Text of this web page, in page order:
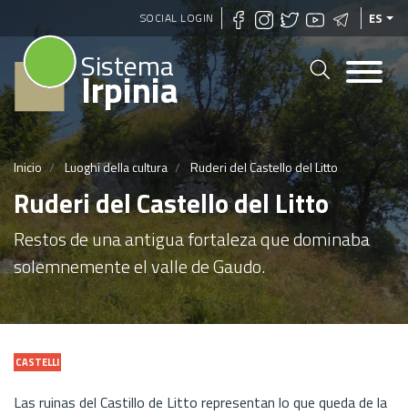
Pasar
contenido
principal
SOCIAL LOGIN ES
Sistema
Irpinia
Inicio Luoghi della cultura Ruderi del Castello del Litto
Ruderi del Castello del Litto
Restos de una antigua fortaleza que dominaba
solemnemente el valle de Gaudo.
CASTELLI
Las ruinas del Castillo de Litto representan lo que queda de la